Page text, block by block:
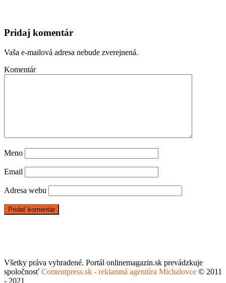
Pridaj komentár
Vaša e-mailová adresa nebude zverejnená.
Komentár
Meno
Email
Adresa webu
Všetky práva vyhradené. Portál onlinemagazin.sk prevádzkuje
spoločnosť Contentpress.sk - reklamná agentúra Michalovce © 2011
- 2021